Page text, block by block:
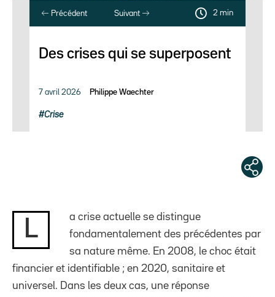
Précédent Suivant 2 min
Des crises qui se superposent
7 avril 2026 Philippe Waechter
Crise
L
a crise actuelle se distingue
fondamentalement des précédentes par
sa nature même. En 2008, le choc était
financier et identifiable ; en 2020, sanitaire et
universel. Dans les deux cas, une réponse